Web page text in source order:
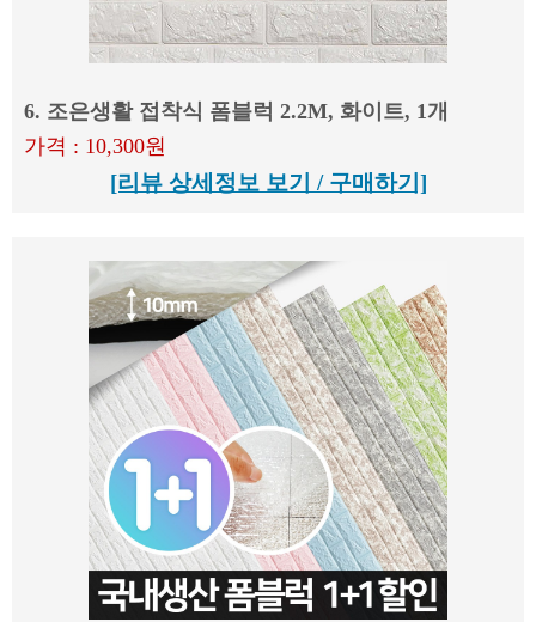
6. 조은생활 접착식 폼블럭 2.2M, 화이트, 1개
가격 : 10,300원
[리뷰 상세정보 보기 / 구매하기]